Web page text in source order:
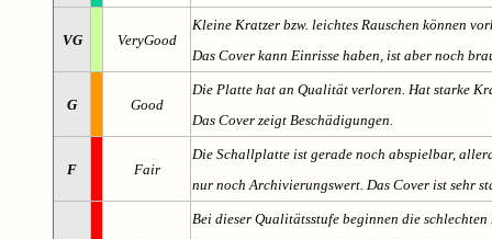
VG VeryGood
Kleine Kratzer bzw. leichtes Rauschen können
Das Cover kann Einrisse haben, ist aber noch
G Good
Die Platte hat an Qualität verloren. Hat starke
Das Cover zeigt Beschädigungen.
F Fair
Die Schallplatte ist gerade noch abspielbar,
nur noch Archivierungswert. Das Cover ist sehr
Bei dieser Qualitätsstufe beginnen die